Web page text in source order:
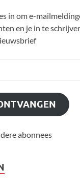
in om e-
en je in te
abonnees